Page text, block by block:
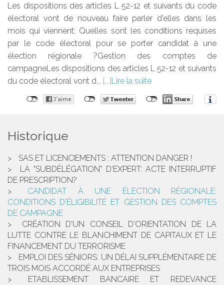
Les dispositions des articles L 52-12 et suivants du code
électoral vont de nouveau faire parler d’elles dans les
mois qui viennent; Quelles sont les conditions requises
par le code électoral pour se porter candidat à une
élection régionale ?Gestion des comptes de
campagneLes dispositions des articles L 52-12 et suivants
du code électoral vont d...
Lire la suite
Historique
SAS ET LICENCIEMENTS : ATTENTION DANGER !
LA "SUBDÉLÉGATION" D'EXPERT: ACTE INTERRUPTIF
DE PRESCRIPTION?
CANDIDAT À UNE ÉLECTION RÉGIONALE:
CONDITIONS D'ÉLIGIBILITÉ ET GESTION DES COMPTES
DE CAMPAGNE
CRÉATION D'UN CONSEIL D'ORIENTATION DE LA
LUTTE CONTRE LE BLANCHIMENT DE CAPITAUX ET LE
FINANCEMENT DU TERRORISME
EMPLOI DES SÉNIORS: UN DÉLAI SUPPLÉMENTAIRE DE
TROIS MOIS ACCORDÉ AUX ENTREPRISES
ETABLISSEMENT BANCAIRE ET REDEVANCE